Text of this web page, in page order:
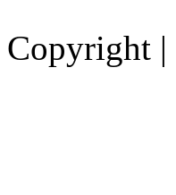
Copyright |